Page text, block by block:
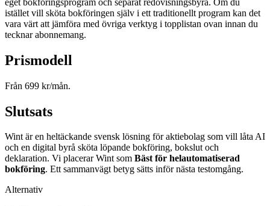
istället vill sköta bokföringen själv i ett traditionellt program kan det
vara värt att jämföra med övriga verktyg i topplistan ovan innan du
tecknar abonnemang.
Prismodell
Från 699 kr/mån.
Slutsats
Wint är en heltäckande svensk lösning för aktiebolag som vill låta AI
och en digital byrå sköta löpande bokföring, bokslut och
deklaration. Vi placerar Wint som Bäst för helautomatiserad
bokföring. Ett sammanvägt betyg sätts inför nästa testomgång.
Alternativ